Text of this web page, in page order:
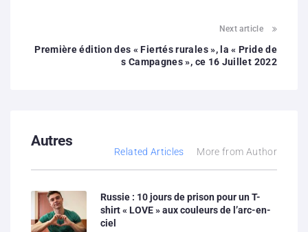
Next article
Première édition des « Fiertés rurales », la « Pride de
s Campagnes », ce 16 Juillet 2022
Autres
Related Articles More from Author
Russie : 10 jours de prison pour un T-
shirt « LOVE » aux couleurs de l’arc-en-
ciel